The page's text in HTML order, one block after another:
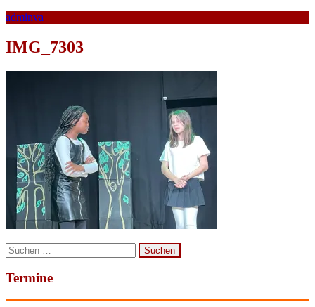
adminva
IMG_7303
Suchen
nach:
Termine